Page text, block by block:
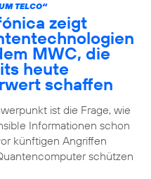
TELCO“
zeigt
MWC, die
heute
schaffen
ist die Frage, wie
Informationen schon
künftigen Angriffen
schützen